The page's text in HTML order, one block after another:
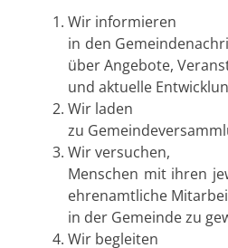
Wir informieren
in den
über Angebote,
und aktuelle
Wir laden
zu
Wir versuchen,
Menschen mit ihren
ehrenamtliche
in der Gemeinde zu
Wir begleiten